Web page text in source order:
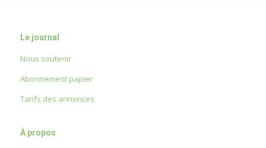
Le journal
Nous soutenir
Abonnement papier
Tarifs des annonces
À propos